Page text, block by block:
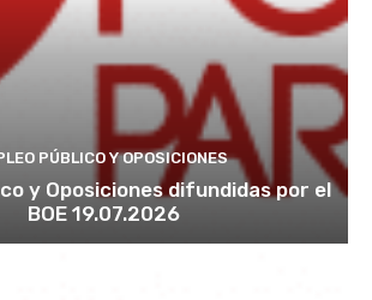
PÚBLICO Y OPOSICIONES
y Oposiciones difundidas por el
BOE 19.07.2026